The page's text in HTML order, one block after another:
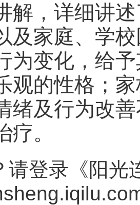
解，详细讲
及家庭、学
为变化，给
观的性格；
绪及行为改
。
请登录《阳光